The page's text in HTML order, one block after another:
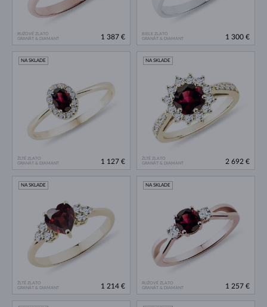
RUŽOVÉ ZLATO
GRANÁT & DIAMANT
1 387 €
BIELE ZLATO
GRANÁT & DIAMANT
1 300 €
ŽLTÉ ZLATO
GRANÁT & DIAMANT
NA SKLADE
1 127 €
ŽLTÉ ZLATO
GRANÁT & DIAMANT
NA SKLADE
2 692 €
ŽLTÉ ZLATO
GRANÁT & DIAMANT
NA SKLADE
1 214 €
RUŽOVÉ ZLATO
GRANÁT & DIAMANT
NA SKLADE
1 257 €